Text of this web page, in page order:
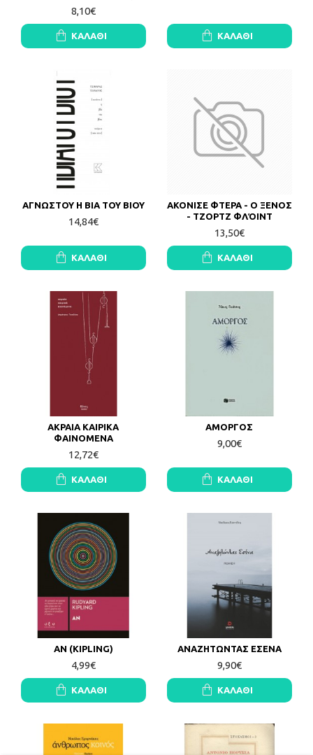
8,10€
ΚΑΛΆΘΙ ΚΑΛΆΘΙ
ΑΓΝΩΣΤΟΥ Η ΒΙΑ ΤΟΥ ΒΙΟΥ
14,84€
ΚΑΛΆΘΙ
ΑΚΟΝΙΣΕ ΦΤΕΡΑ - Ο ΞΕΝΟΣ
- ΤΖΟΡΤΖ ΦΛΌΙΝΤ
13,50€
ΚΑΛΆΘΙ
ΑΚΡΑΙΑ ΚΑΙΡΙΚΑ
ΦΑΙΝΟΜΕΝΑ
12,72€
ΚΑΛΆΘΙ
ΑΜΟΡΓΟΣ
9,00€
ΚΑΛΆΘΙ
ΑΝ (KIPLING)
4,99€
ΚΑΛΆΘΙ
ΑΝΑΖΗΤΩΝΤΑΣ ΕΣΕΝΑ
9,90€
ΚΑΛΆΘΙ